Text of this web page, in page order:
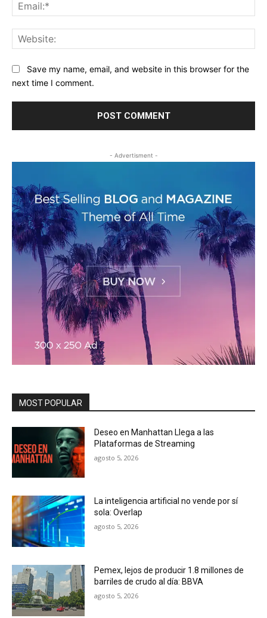
Save my name, email, and website in this browser for the
next time I comment.
- Advertisment -
MOST POPULAR
Deseo en Manhattan Llega a las
Plataformas de Streaming
agosto 5, 2026
La inteligencia artificial no vende por sí
sola: Overlap
agosto 5, 2026
Pemex, lejos de producir 1.8 millones de
barriles de crudo al día: BBVA
agosto 5, 2026